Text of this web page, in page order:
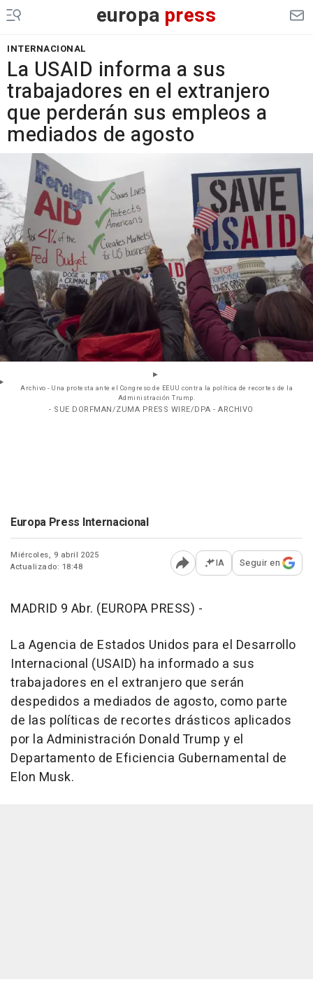
europa press
INTERNACIONAL
La USAID informa a sus
trabajadores en el extranjero
que perderán sus empleos a
mediados de agosto
Archivo - Una protesta ante el Congreso de EEUU contra la política de recortes de la
Administración Trump.
- SUE DORFMAN/ZUMA PRESS WIRE/DPA - ARCHIVO
Europa Press Internacional
Miércoles, 9 abril 2025
Actualizado: 18:48
Abrir opciones para
IA Seguir en
MADRID 9 Abr. (EUROPA PRESS) -
La Agencia de Estados Unidos para el Desarrollo
Internacional (USAID) ha informado a sus
trabajadores en el extranjero que serán
despedidos a mediados de agosto, como parte
de las políticas de recortes drásticos aplicados
por la Administración Donald Trump y el
Departamento de Eficiencia Gubernamental de
Elon Musk.